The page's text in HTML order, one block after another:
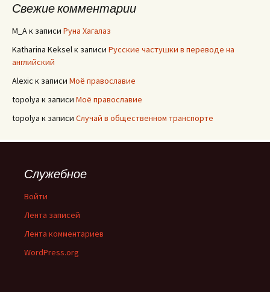
Свежие комментарии
M_Aк записи Руна Хагалаз
Katharina Kekselк записи Русские частушки в переводе на
английский
Alexic к записи Моё православие
topolya к записи Моё православие
topolya к записи Случай в общественном транспорте
Служебное
Войти
Лента записей
Лента комментариев
WordPress.org